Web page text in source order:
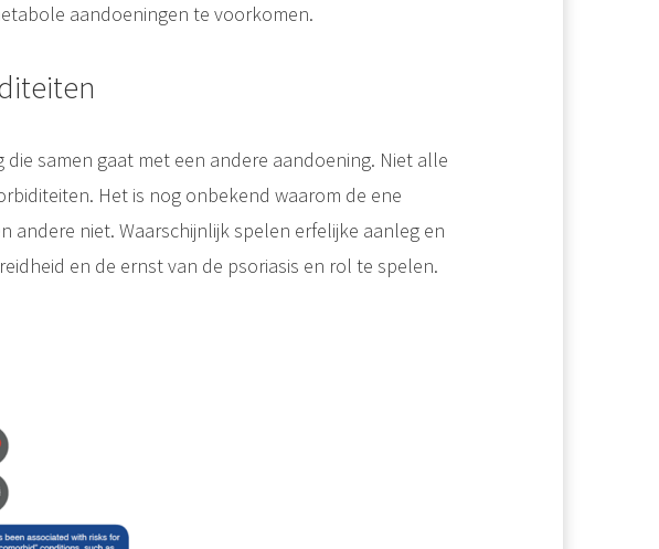
aandoeningen te voorkomen.
samen gaat met een andere aandoening. Niet alle
Het is nog onbekend waarom de ene
andere niet. Waarschijnlijk spelen erfelijke aanleg en
en de ernst van de psoriasis en rol te spelen.